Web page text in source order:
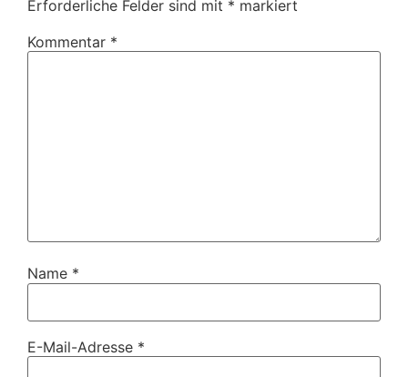
Erforderliche Felder sind mit * markiert
Kommentar *
Name *
E-Mail-Adresse *